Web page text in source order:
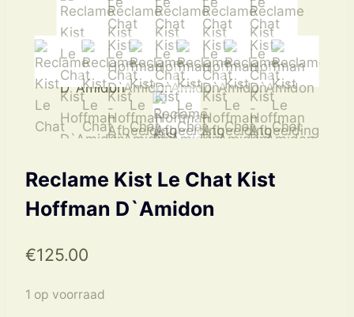
Reclame Kist Le Chat Kist
Hoffman D`Amidon
€125.00
1 op voorraad